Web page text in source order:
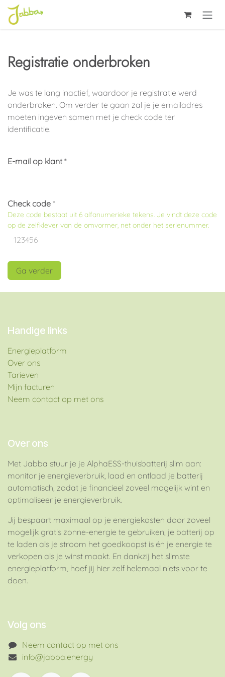
Overslaan naar inhoud
Registratie onderbroken
Je was te lang inactief, waardoor je registratie werd
onderbroken. Om verder te gaan zal je je emailadres
moeten ingeven samen met je check code ter
identificatie.
E-mail op klant *
Check code *
Deze code bestaat uit 6 alfanumerieke tekens. Je vindt deze code
op de zelfklever van de omvormer, net onder het serienummer.
Ga verder
Handige links
Energieplatform​
Over ons
Tarieven
Mijn facturen
Neem contact op met ons
Over ons
Met Jabba stuur je je AlphaESS-thuisbatterij slim aan:
monitor je energieverbruik, laad en ontlaad je batterij
automatisch, zodat je financieel zoveel mogelijk wint en
optimaliseer je energieverbruik.
Jij bespaart maximaal op je energiekosten door zoveel
mogelijk gratis zonne-energie te gebruiken, je batterij op
te laden als je stroom het goedkoopst is én je energie te
verkopen als je winst maakt. En dankzij het slimste
energieplatform, hoef jij hier zelf helemaal niets voor te
doen.
Volg ons
Neem contact op met ons
info@jabba.energy